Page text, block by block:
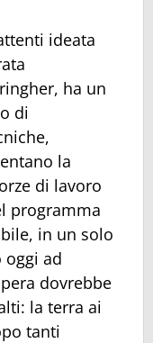
ideata
ha un
di
la
di lavoro
programma
in un solo
ad
dovrebbe
la terra ai
tanti